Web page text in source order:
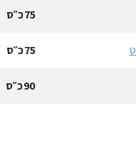
75כ״ס
75כ״ס
90כ״ס